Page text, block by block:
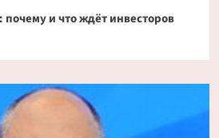
и что ждёт инвесторов